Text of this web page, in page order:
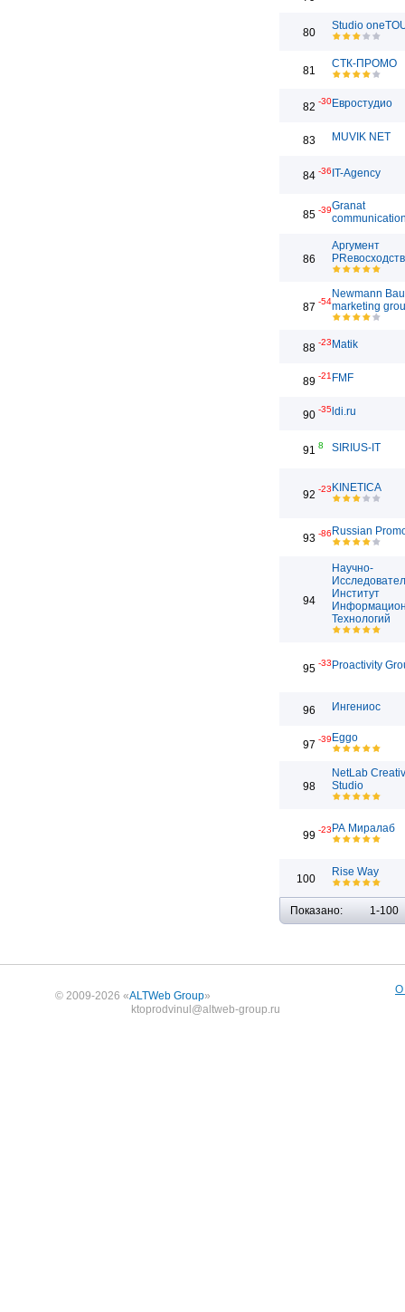
80
Studio
81
СТК-ПРОМО
82 -30Евростудио
83 MUVIK NET
84 -36 IT-Agency
85 -39Granat
86
Аргумент
87 -54
Newmann
marketing
88 -23 Matik
89 -21 FMF
90 -35 ldi.ru
91 8 SIRIUS-IT
92 -23 KINETICA
93 -86 Russian
94
Научно-
Институт
Технологий
95 -33 Proactivity
96 Ингениос
97 -39 Eggo
98
NetLab
Studio
99 -23 РА Миралаб
100
Rise Way
Показано: 1-100
© 2009-2026 «ALTWeb Group»
ktoprodvinul@altweb-group.ru
О